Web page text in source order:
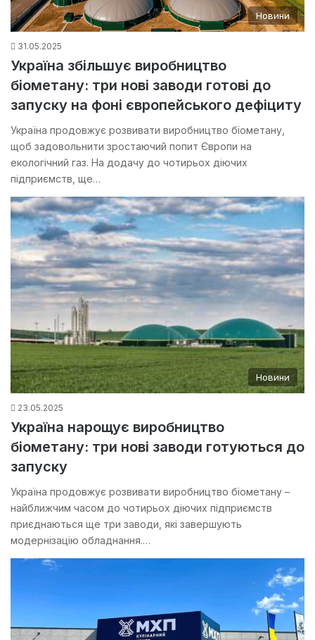
Новини
31.05.2025
Україна збільшує виробництво
біометану: три нові заводи готові до
запуску на фоні європейського дефіциту
Україна продовжує розвивати виробництво біометану,
щоб задовольнити зростаючий попит Європи на
екологічний газ. На додачу до чотирьох діючих
підприємств, ще…
Новини
23.05.2025
Україна нарощує виробництво
біометану: три нові заводи готуються до
запуску
Україна продовжує розвивати виробництво біометану –
найближчим часом до чотирьох діючих підприємств
приєднаються ще три заводи, які завершують
модернізацію обладнання.…